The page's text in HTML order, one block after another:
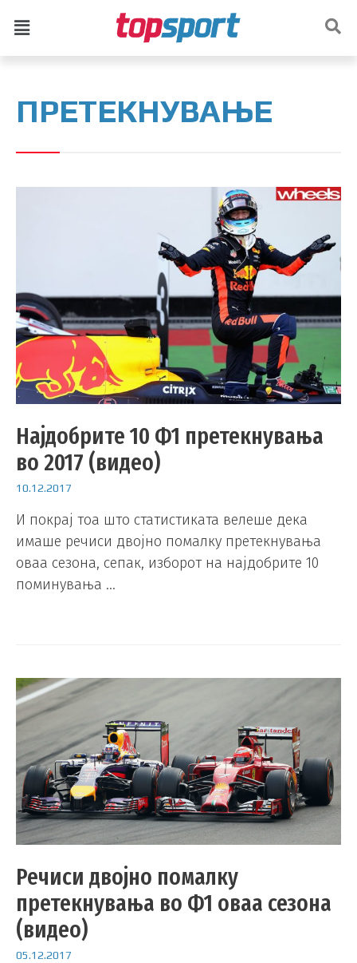
ПРЕТЕКНУВАЊЕ
Најдобрите 10 Ф1 претекнувања
во 2017 (видео)
10.12.2017
И покрај тоа што статистиката велеше дека
имаше речиси двојно помалку претекнувања
оваа сезона, сепак, изборот на најдобрите 10
поминувања …
Речиси двојно помалку
претекнувања во Ф1 оваа сезона
(видео)
05.12.2017